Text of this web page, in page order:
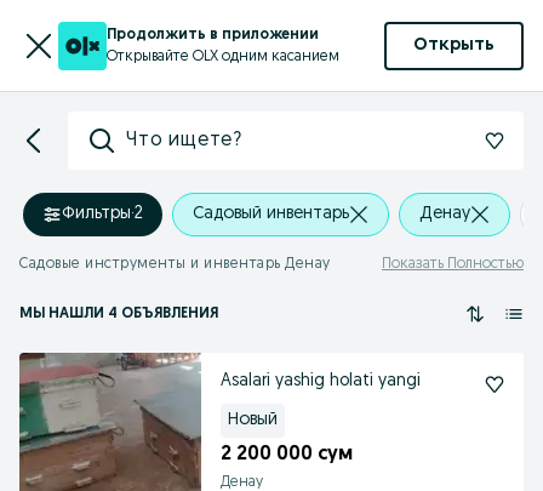
Продолжить в приложении
Открывайте OLX одним касанием
Открыть
Что ищете?
Фильтры·2 Садовый инвентарь Денау
Садовые инструменты и инвентарь Денау Показать Полностью
МЫ НАШЛИ 4 ОБЪЯВЛЕНИЯ
Asalari yashig holati yangi
Новый
2 200 000 сум
Денау